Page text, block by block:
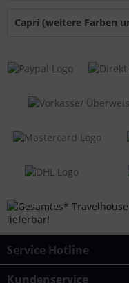
Capri (weitere Farben
Service Hotline
Kundenservice